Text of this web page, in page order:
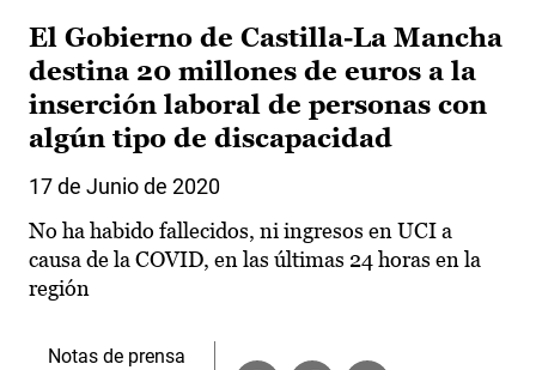
El Gobierno de Castilla-La Mancha
destina 20 millones de euros a la
inserción laboral de personas con
algún tipo de discapacidad
17 de Junio de 2020
No ha habido fallecidos, ni ingresos en UCI a
causa de la COVID, en las últimas 24 horas en la
región
Notas de prensa